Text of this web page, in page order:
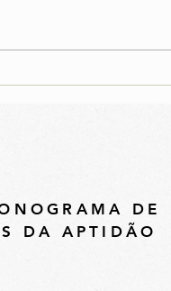
DE
DA APTIDÃO